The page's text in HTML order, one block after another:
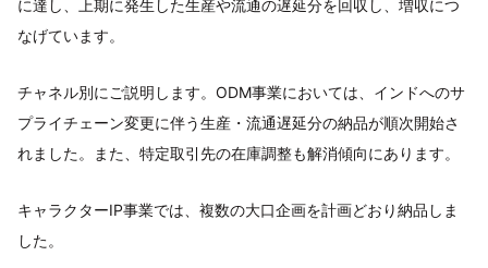
に達し、上期に発生した生産や流通の遅延分を回収し、増収につ
なげています。
チャネル別にご説明します。ODM事業においては、インドへのサ
プライチェーン変更に伴う生産・流通遅延分の納品が順次開始さ
れました。また、特定取引先の在庫調整も解消傾向にあります。
キャラクターIP事業では、複数の大口企画を計画どおり納品しま
した。